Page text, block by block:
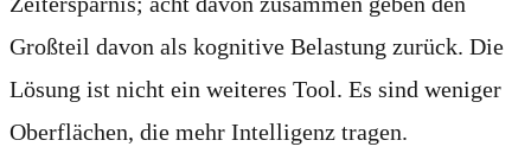
Großteil davon als kognitive Belastung zurück. Die
Lösung ist nicht ein weiteres Tool. Es sind weniger
Oberflächen, die mehr Intelligenz tragen.